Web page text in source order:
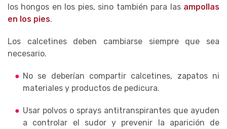
los hongos en los pies, sino también para las ampollas
en los pies.
Los calcetines deben cambiarse siempre que sea
necesario.
No se deberían compartir calcetines, zapatos ni
materiales y productos de pedicura.
Usar polvos o sprays antitranspirantes que ayuden
a controlar el sudor y prevenir la aparición de